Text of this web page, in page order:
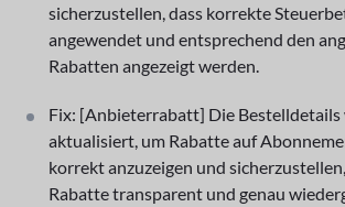
sicherzustellen, dass korrekte
angewendet und entsprechend den
Rabatten angezeigt werden.
Fix: [Anbieterrabatt] Die Bestelldetails
aktualisiert, um Rabatte auf
korrekt anzuzeigen und
Rabatte transparent und genau